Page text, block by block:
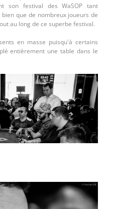
son festival des WaSOP tant
que de nombreux joueurs de
au long de ce superbe festival.
en masse puisqu'à certains
entièrement une table dans le